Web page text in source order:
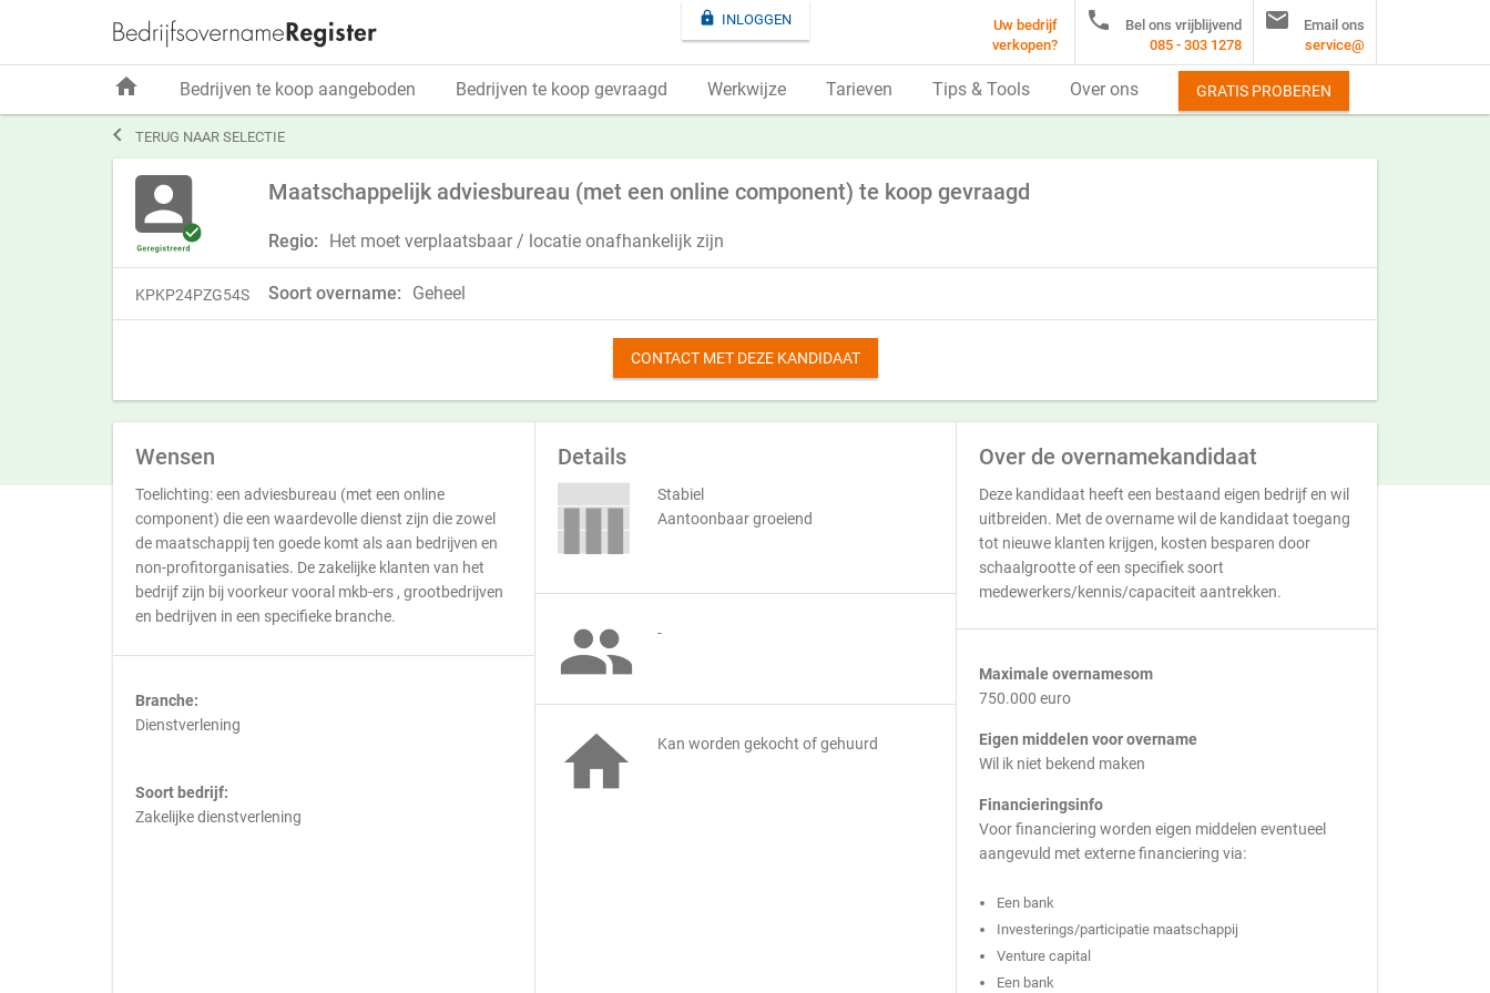
 TERUG NAAR SELECTIE
Maatschappelijk adviesbureau (met een online component) te koop gevraagd
Regio: Het moet verplaatsbaar / locatie onafhankelijk zijn
KPKP24PZG54S Soort overname: Geheel
CONTACT MET DEZE KANDIDAAT
Wensen
Toelichting: een adviesbureau (met een online
component) die een waardevolle dienst zijn die zowel
de maatschappij ten goede komt als aan bedrijven en
non-profitorganisaties. De zakelijke klanten van het
bedrijf zijn bij voorkeur vooral mkb-ers , grootbedrijven
en bedrijven in een specifieke branche.
Branche:
Dienstverlening
Soort bedrijf:
Zakelijke dienstverlening
Details
Stabiel
Aantoonbaar groeiend
 -
 Kan worden gekocht of gehuurd
Over de overnamekandidaat
Deze kandidaat heeft een bestaand eigen bedrijf en wil
uitbreiden. Met de overname wil de kandidaat toegang
tot nieuwe klanten krijgen, kosten besparen door
schaalgrootte of een specifiek soort
medewerkers/kennis/capaciteit aantrekken.
Maximale overnamesom
750.000 euro
Eigen middelen voor overname
Wil ik niet bekend maken
Financieringsinfo
Voor financiering worden eigen middelen eventueel
aangevuld met externe financiering via:
Een bank
Investerings/participatie maatschappij
Venture capital
Een bank
 INLOGGEN
Uw bedrijf
verkopen?

Bel ons vrijblijvend
085 - 303 1278

Email ons
service@
home Bedrijven te koop aangeboden Bedrijven te koop gevraagd Werkwijze Tarieven Tips & Tools Over ons GRATIS PROBEREN